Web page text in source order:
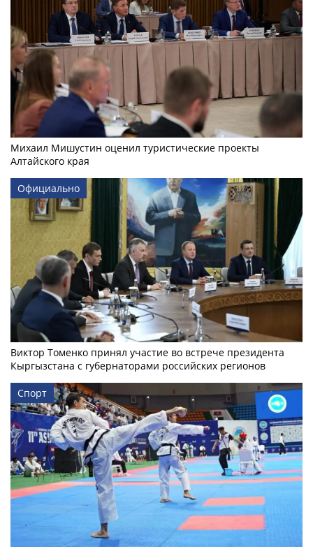
Михаил Мишустин оценил туристические проекты
Алтайского края
Официально
Виктор Томенко принял участие во встрече президента
Кыргызстана с губернаторами российских регионов
Спорт